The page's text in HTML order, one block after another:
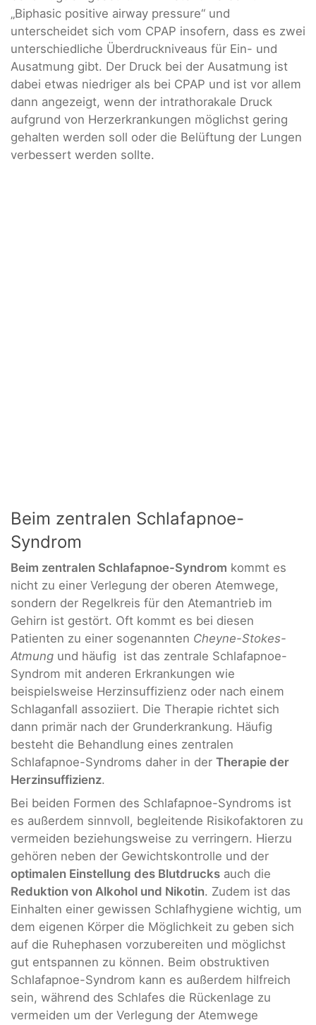
„Biphasic positive airway pressure“ und
unterscheidet sich vom CPAP insofern, dass es zwei
unterschiedliche Überdruckniveaus für Ein- und
Ausatmung gibt. Der Druck bei der Ausatmung ist
dabei etwas niedriger als bei CPAP und ist vor allem
dann angezeigt, wenn der intrathorakale Druck
aufgrund von Herzerkrankungen möglichst gering
gehalten werden soll oder die Belüftung der Lungen
verbessert werden sollte.
Beim zentralen Schlafapnoe-
Syndrom
Beim zentralen Schlafapnoe-Syndrom kommt es
nicht zu einer Verlegung der oberen Atemwege,
sondern der Regelkreis für den Atemantrieb im
Gehirn ist gestört. Oft kommt es bei diesen
Patienten zu einer sogenannten Cheyne-Stokes-
Atmung und häufig ist das zentrale Schlafapnoe-
Syndrom mit anderen Erkrankungen wie
beispielsweise Herzinsuffizienz oder nach einem
Schlaganfall assoziiert. Die Therapie richtet sich
dann primär nach der Grunderkrankung. Häufig
besteht die Behandlung eines zentralen
Schlafapnoe-Syndroms daher in der Therapie der
Herzinsuffizienz.
Bei beiden Formen des Schlafapnoe-Syndroms ist
es außerdem sinnvoll, begleitende Risikofaktoren zu
vermeiden beziehungsweise zu verringern. Hierzu
gehören neben der Gewichtskontrolle und der
optimalen Einstellung des Blutdrucks auch die
Reduktion von Alkohol und Nikotin. Zudem ist das
Einhalten einer gewissen Schlafhygiene wichtig, um
dem eigenen Körper die Möglichkeit zu geben sich
auf die Ruhephasen vorzubereiten und möglichst
gut entspannen zu können. Beim obstruktiven
Schlafapnoe-Syndrom kann es außerdem hilfreich
sein, während des Schlafes die Rückenlage zu
vermeiden um der Verlegung der Atemwege